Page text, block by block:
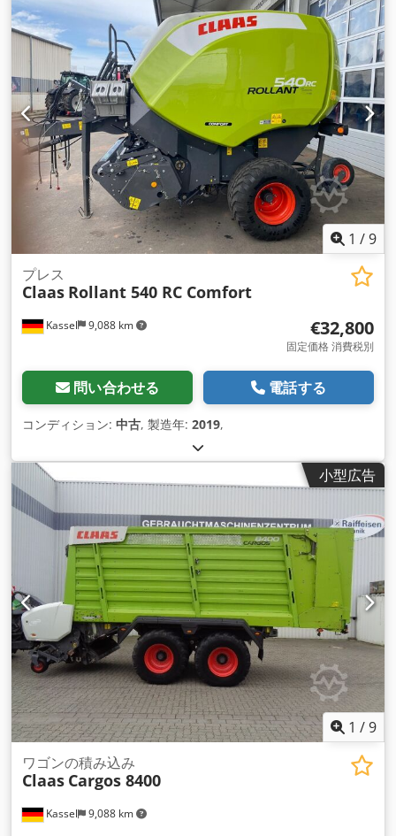
1 /9
Kassel 9,088 km
プレス
Claas Rollant 540 RC Comfort
€32,800
固定価格 消費税別
問い合わせる 電話する
コンディション: 中古, 製造年: 2019,
小型広告
1 /9
Kassel 9,088 km
ワゴンの積み込み
Claas Cargos 8400